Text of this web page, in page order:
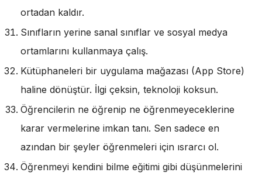
ortadan kaldır.
Sınıfların yerine sanal sınıflar ve sosyal medya
ortamlarını kullanmaya çalış.
Kütüphaneleri bir uygulama mağazası (App Store)
haline dönüştür. İlgi çeksin, teknoloji koksun.
Öğrencilerin ne öğrenip ne öğrenmeyeceklerine
karar vermelerine imkan tanı. Sen sadece en
azından bir şeyler öğrenmeleri için ısrarcı ol.
Öğrenmeyi kendini bilme eğitimi gibi düşünmelerini